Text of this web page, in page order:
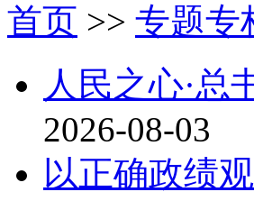
首页 >> 专题专
人民之心·
2026-08-03
以正确政绩